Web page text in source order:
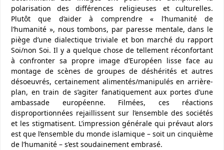
polarisation des différences religieuses et culturelles.
Plutôt que d’aider à comprendre « l’humanité de
l’humanité », nous tombons, par paresse mentale, dans le
piège d’une dialectique triviale et bon marché du rapport
Soi/non Soi. Il y a quelque chose de tellement réconfortant
à confronter sa propre image d’Européen lisse face au
montage de scènes de groupes de déshérités et autres
désoeuvrés, certainement alimentés/manipulés en arrière-
plan, en train de s’agiter fanatiquement aux portes d’une
ambassade européenne. Filmées, ces réactions
disproportionnées rejaillissent sur l’ensemble des sociétés
et les stigmatisent. L’impression générale qui prévaut alors
est que l’ensemble du monde islamique – soit un cinquième
de l’humanité – s’est soudainement embrasé.